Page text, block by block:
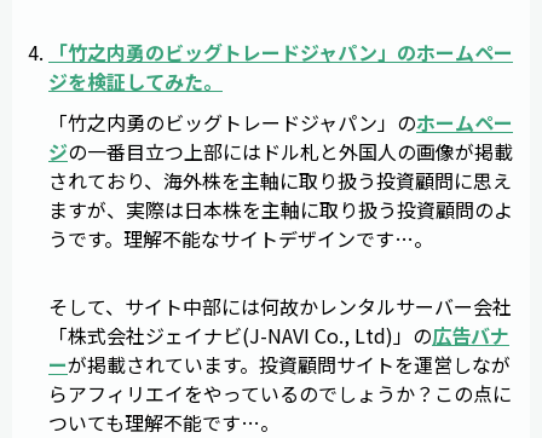
「竹之内勇のビッグトレードジャパン 」のホームペー
ジを検証してみた。
「竹之内勇のビッグトレードジャパン」のホームペー
ジの一番目立つ上部にはドル札と外国人の画像が掲載
されており、海外株を主軸に取り扱う投資顧問に思え
ますが、実際は日本株を主軸に取り扱う投資顧問のよ
うです。理解不能なサイトデザインです…。
そして、サイト中部には何故かレンタルサーバー会社
「株式会社ジェイナビ(J-NAVI Co., Ltd)」の広告バナ
ーが掲載されています。投資顧問サイトを運営しなが
らアフィリエイをやっているのでしょうか？この点に
ついても理解不能です…。